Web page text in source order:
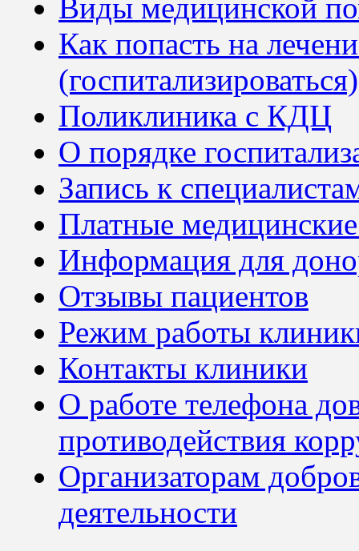
Виды медицинской
Как попасть на
(госпитализироваться)
Поликлиника с КДЦ
О порядке
Запись к
Платные
Информация для
Отзывы пациентов
Режим работы
Контакты клиники
О работе телефона
противодействия
Организаторам
деятельности